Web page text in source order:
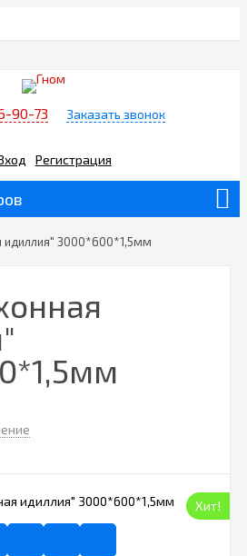
90-73 Заказать звонок
Регистрация
идиллия" 3000*600*1,5мм
Хит!